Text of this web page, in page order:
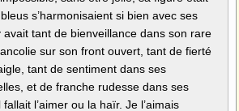
s’harmonisaient si bien avec ses
tant de bienveillance dans son rare
sur son front ouvert, tant de fierté
tant de sentiment dans ses
et de franche rudesse dans ses
l’aimer ou la haïr. Je l’aimais